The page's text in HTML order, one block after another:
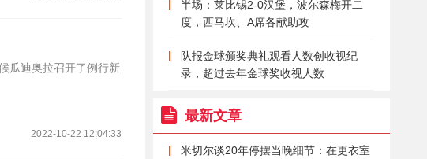
瓜迪奥拉召开了例行新
2022-10-22 12:04:33
半场：莱比锡2-0汉堡，波尔森梅开二
度，西马坎、A席各献助攻
队报金球颁奖典礼观看人数创收视纪
录，超过去年金球奖收视人数
最新文章
米切尔谈20年停摆当晚细节：在更衣室